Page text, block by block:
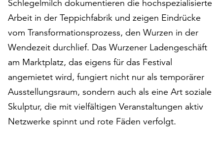
Cookies
werden
auch
ohne
Ihr
Einverständnis
weiterhin
ausgeführt.
Möchten
Sie
die
Schlegelmilch dokumentieren die hochspezialisierte
Arbeit in der Teppichfabrik und zeigen Eindrücke
vom Transformationsprozess, den Wurzen in der
Wendezeit durchlief. Das Wurzener Ladengeschäft
am Marktplatz, das eigens für das Festival
angemietet wird, fungiert nicht nur als temporärer
Ausstellungsraum, sondern auch als eine Art soziale
Skulptur, die mit vielfältigen Veranstaltungen aktiv
Netzwerke spinnt und rote Fäden verfolgt.